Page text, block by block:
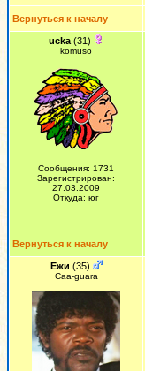
Вернуться к началу
ucka (31)
komuso
Сообщения: 1731
Зарегистрирован:
27.03.2009
Откуда: юг
Вернуться к началу
Ежи (35)
Сaa-guara